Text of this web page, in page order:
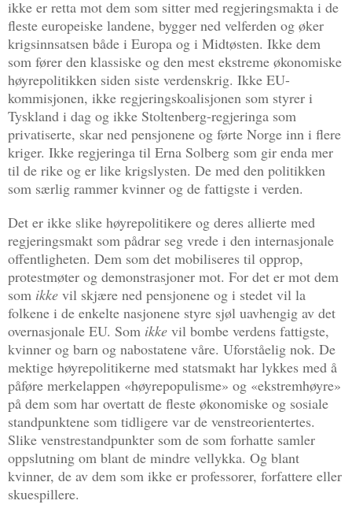
ikke er retta mot dem som sitter med regjeringsmakta i de
fleste europeiske landene, bygger ned velferden og øker
krigsinnsatsen både i Europa og i Midtøsten. Ikke dem
som fører den klassiske og den mest ekstreme økonomiske
høyrepolitikken siden siste verdenskrig. Ikke EU-
kommisjonen, ikke regjeringskoalisjonen som styrer i
Tyskland i dag og ikke Stoltenberg-regjeringa som
privatiserte, skar ned pensjonene og førte Norge inn i flere
kriger. Ikke regjeringa til Erna Solberg som gir enda mer
til de rike og er like krigslysten. De med den politikken
som særlig rammer kvinner og de fattigste i verden.
Det er ikke slike høyrepolitikere og deres allierte med
regjeringsmakt som pådrar seg vrede i den internasjonale
offentligheten. Dem som det mobiliseres til opprop,
protestmøter og demonstrasjoner mot. For det er mot dem
som ikke vil skjære ned pensjonene og i stedet vil la
folkene i de enkelte nasjonene styre sjøl uavhengig av det
overnasjonale EU. Som ikke vil bombe verdens fattigste,
kvinner og barn og nabostatene våre. Uforståelig nok. De
mektige høyrepolitikerne med statsmakt har lykkes med å
påføre merkelappen «høyrepopulisme» og «ekstremhøyre»
på dem som har overtatt de fleste økonomiske og sosiale
standpunktene som tidligere var de venstreorientertes.
Slike venstrestandpunkter som de som forhatte samler
oppslutning om blant de mindre vellykka. Og blant
kvinner, de av dem som ikke er professorer, forfattere eller
skuespillere.